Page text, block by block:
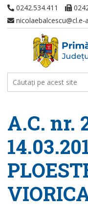
0242.534.411
nicolaebalcescu@cl.e-
A.C. nr.